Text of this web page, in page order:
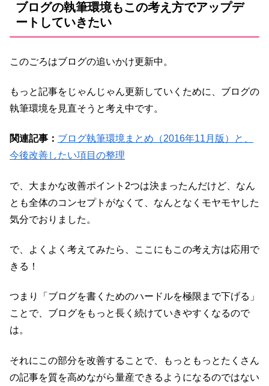
ブログの執筆環境もこの考え方でアップデ
ートしていきたい
このごろはブログの追いかけ更新中。
もっと記事をじゃんじゃん更新していくために、ブログの
執筆環境を見直そうと考え中です。
関連記事： ブログ執筆環境まとめ（2016年11月版）と、
今後改善したい項目の整理
で、大まかな改善ポイント2つは決まったんだけど、なん
とも全体のコンセプトがなくて、なんとなくモヤモヤした
気分でおりました。
で、よくよく考えてみたら、ここにもこの考え方は応用で
きる！
つまり「ブログを書くためのハードルを極限まで下げる」
ことで、ブログをもっと長く続けていきやすくなるので
は。
それにこの部分を改善することで、もっともっとたくさん
の記事を質を高めながら量産できるようになるのではない